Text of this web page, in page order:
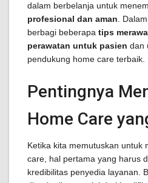
dalam berbelanja untuk
profesional dan aman .
berbagi beberapa tips
perawatan untuk pasien dan
pendukung home care terbaik.
Pentingnya
Home Care
Ketika kita memutuskan untuk
care, hal pertama yang harus
kredibilitas penyedia layanan.